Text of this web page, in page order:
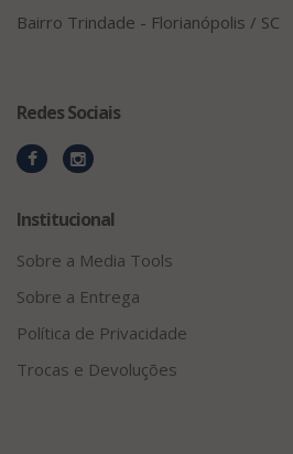
Bairro Trindade - Florianópolis / SC
Redes Sociais
Institucional
Sobre a Media Tools
Sobre a Entrega
Política de Privacidade
Trocas e Devoluções